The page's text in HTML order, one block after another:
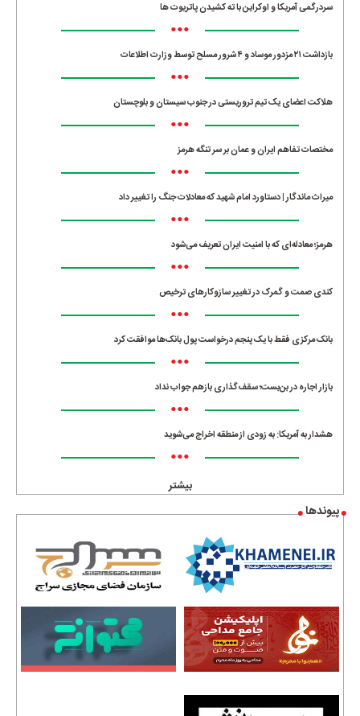
سردرگمی آمریکا و اوکراین با ته کشیدن پاتریوت ها
•••
بازداشت ۲۱ مزدور موساد و ۴ شرور مسلح توسط وزارت اطلاعات
•••
هلاکت اعضای یک تیم تروریستی در جنوب سیستان و بلوچستان
•••
مختصات تفاهم ایران و عمان بر سر تنگه هرمز
•••
میراث ماندگار | دستاورد امام شهید که معادلات جنگ را تغییر داد
•••
هرمز؛ معادله‌ای که با امنیت ایران تعریف می‌شود
•••
کندی صمت و گمرک در تغییر سازوکارهای ترخیص
•••
بانک مرکزی فقط با یک‌ پنجم درخواست پول بانک‌ها موافقت کرد
•••
بازار اجاره در بن‌بست؛ سقف‌گذاری بازهم جواب نداد
•••
هشدار به آمریکا: به زودی از منطقه اخراج می‌شوید
•••
بیشتر
پیوندها